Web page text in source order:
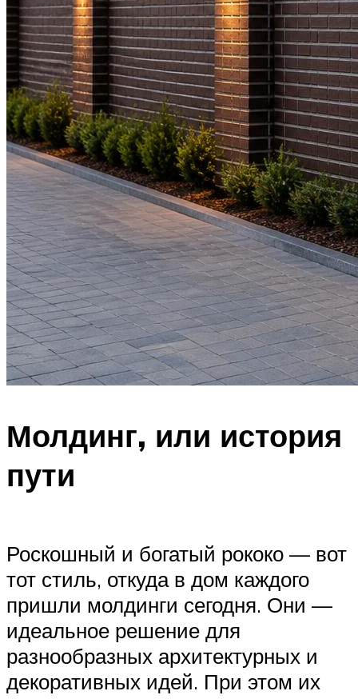
Молдинг, или история
пути
Роскошный и богатый рококо — вот
тот стиль, откуда в дом каждого
пришли молдинги сегодня. Они —
идеальное решение для
разнообразных архитектурных и
декоративных идей. При этом их